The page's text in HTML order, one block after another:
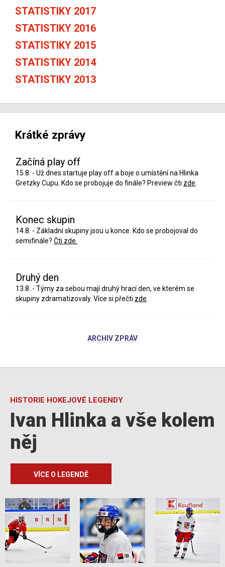
STATISTIKY 2017
STATISTIKY 2016
STATISTIKY 2015
STATISTIKY 2014
STATISTIKY 2013
Krátké zprávy
Začíná play off
15.8. - Už dnes startuje play off a boje o umístění na Hlinka
Gretzky Cupu. Kdo se probojuje do finále? Preview čti zde
Konec skupin
14.8. - Základní skupiny jsou u konce. Kdo se probojoval do
semifinále? Čti zde.
Druhý den
13.8. - Týmy za sebou mají druhý hrací den, ve kterém se
skupiny zdramatizovaly. Více si přečti zde
ARCHIV ZPRÁV
HISTORIE HOKEJOVÉ LEGENDY
Ivan Hlinka a vše kolem
něj
VÍCE O LEGENDĚ